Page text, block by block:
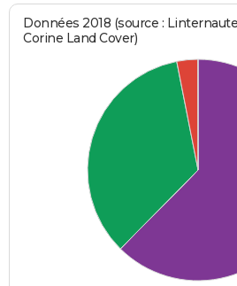
Données 2018 (source :
Corine Land Cover)